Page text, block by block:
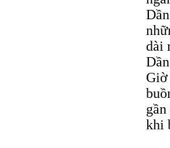
dài
Giờ
khi